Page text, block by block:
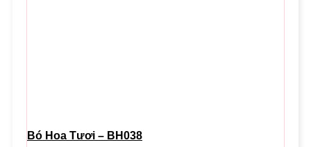
Bó Hoa Tươi – BH038